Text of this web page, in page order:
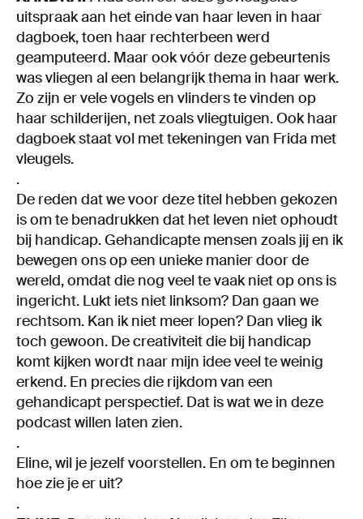
uitspraak aan het einde van haar leven in haar
dagboek, toen haar rechterbeen werd
geamputeerd. Maar ook vóór deze gebeurtenis
was vliegen al een belangrijk thema in haar werk.
Zo zijn er vele vogels en vlinders te vinden op
haar schilderijen, net zoals vliegtuigen. Ook haar
dagboek staat vol met tekeningen van Frida met
vleugels.
.
De reden dat we voor deze titel hebben gekozen
is om te benadrukken dat het leven niet ophoudt
bij handicap. Gehandicapte mensen zoals jij en ik
bewegen ons op een unieke manier door de
wereld, omdat die nog veel te vaak niet op ons is
ingericht. Lukt iets niet linksom? Dan gaan we
rechtsom. Kan ik niet meer lopen? Dan vlieg ik
toch gewoon. De creativiteit die bij handicap
komt kijken wordt naar mijn idee veel te weinig
erkend. En precies die rijkdom van een
gehandicapt perspectief. Dat is wat we in deze
podcast willen laten zien.
.
Eline, wil je jezelf voorstellen. En om te beginnen
hoe zie je er uit?
.